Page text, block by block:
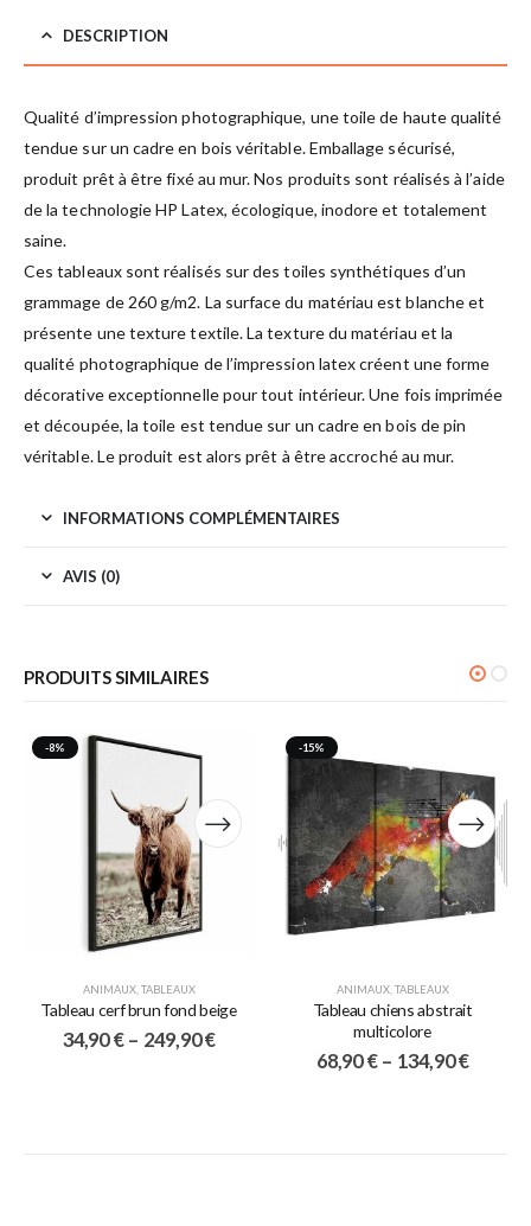
DESCRIPTION
Qualité d’impression photographique, une toile de haute qualité
tendue sur un cadre en bois véritable. Emballage sécurisé,
produit prêt à être fixé au mur. Nos produits sont réalisés à l’aide
de la technologie HP Latex, écologique, inodore et totalement
saine.
Ces tableaux sont réalisés sur des toiles synthétiques d’un
grammage de 260 g/m2. La surface du matériau est blanche et
présente une texture textile. La texture du matériau et la
qualité photographique de l’impression latex créent une forme
décorative exceptionnelle pour tout intérieur. Une fois imprimée
et découpée, la toile est tendue sur un cadre en bois de pin
véritable. Le produit est alors prêt à être accroché au mur.
INFORMATIONS COMPLÉMENTAIRES
AVIS (0)
PRODUITS SIMILAIRES
-8%
ANIMAUX, TABLEAUX
Tableau cerf brun fond beige
34,90€ – 249,90€
-15%
ANIMAUX, TABLEAUX
Tableau chiens abstrait
multicolore
68,90€ – 134,90€